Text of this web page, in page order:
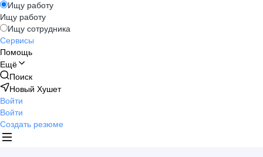
Ищу работу
Ищу работу
Ищу сотрудника
Сервисы
Помощь
Ещё
Поиск
Новый Хушет
Войти
Войти
Создать резюме